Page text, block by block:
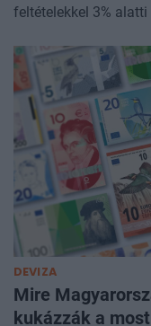
feltételekkel 3%
DEVIZA
Mire
kukázzák a